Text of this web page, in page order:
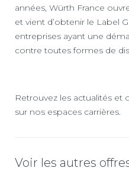
années, Würth France
et vient d’obtenir le Label
entreprises ayant une
contre toutes formes de
Retrouvez les actualités et
sur nos espaces carrières.
Voir les autres